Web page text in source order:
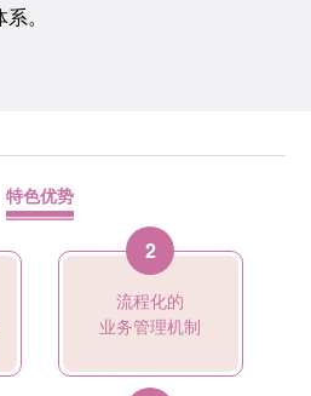
。
特色优势
2
流程化的
业务管理机制